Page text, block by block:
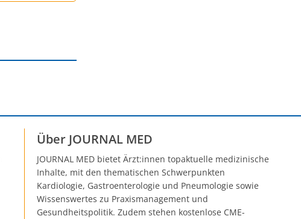
Über JOURNAL MED
JOURNAL MED bietet Ärzt:innen topaktuelle medizinische
Inhalte, mit den thematischen Schwerpunkten
Kardiologie, Gastroenterologie und Pneumologie sowie
Wissenswertes zu Praxismanagement und
Gesundheitspolitik. Zudem stehen kostenlose CME-